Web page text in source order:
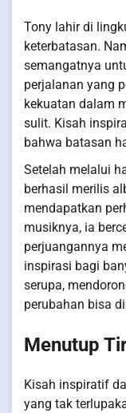
Tony lahir di
keterbatasan.
semangatnya
perjalanan yang
kekuatan dalam
sulit. Kisah
bahwa batasan
Setelah melalui
berhasil merilis
mendapatkan
musiknya, ia
perjuangannya
inspirasi bagi
serupa,
perubahan bisa
Menutup
Kisah inspiratif
yang tak